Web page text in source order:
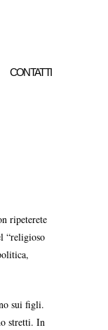
CONTATTI
ripeterete
“religioso
sui figli.
stretti. In